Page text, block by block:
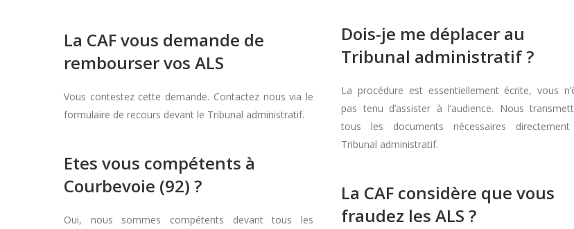
La CAF vous demande de
rembourser vos ALS
Vous contestez cette demande. Contactez nous via le
formulaire de recours devant le Tribunal administratif.
Etes vous compétents à
Courbevoie (92) ?
Oui, nous sommes compétents devant tous les
Dois-je me déplacer au
Tribunal administratif ?
La procédure est essentiellement écrite, vous
pas tenu d’assister à l’audience. Nous
tous les documents nécessaires
Tribunal administratif.
La CAF considère que vous
fraudez les ALS ?